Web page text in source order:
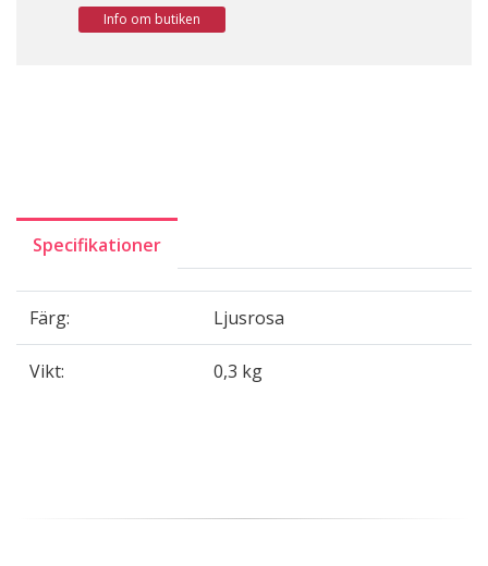
Info om butiken
Specifikationer
Färg: Ljusrosa
Vikt: 0,3 kg